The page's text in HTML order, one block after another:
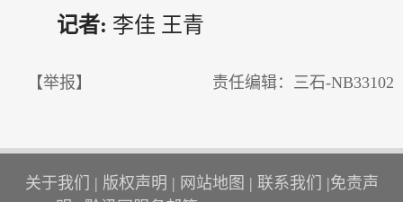
记者: 李佳 王青
【举报】 责任编辑：三石-NB33102
关于我们 | 版权声明 | 网站地图 | 联系我们 |免责声